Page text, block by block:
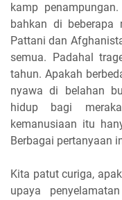
kamp
bahkan di beberapa
Pattani dan
semua. Padahal
tahun. Apakah
nyawa di belahan
hidup bagi
kemanusiaan itu
Berbagai pertanyaan
Kita patut curiga,
upaya